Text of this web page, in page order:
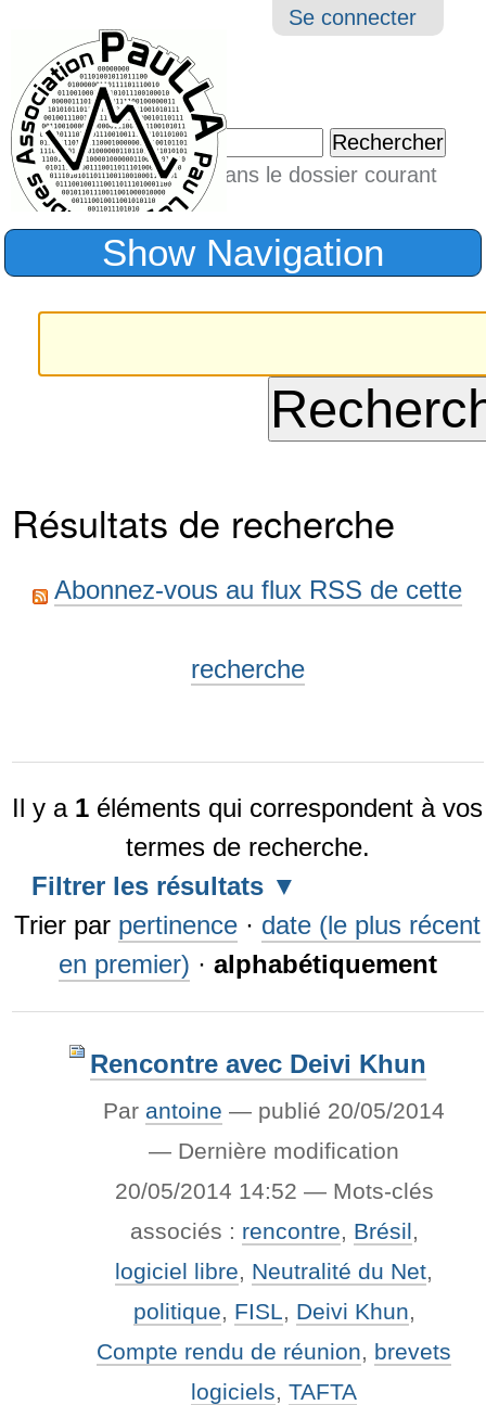
Outils
Se connecter
Chercher par
Seulement dans le dossier courant
Recherche
Show Navigation
Résultats de recherche
Abonnez-vous au flux RSS de cette
recherche
Il y a 1 éléments qui correspondent à vos
termes de recherche.
Filtrer les résultats
Trier par pertinence · date (le plus récent
en premier) · alphabétiquement
Rencontre avec Deivi Khun
Par antoine — publié 20/05/2014
— Dernière modification
20/05/2014 14:52 — Mots-clés
associés : rencontre, Brésil,
logiciel libre, Neutralité du Net,
politique, FISL, Deivi Khun,
Compte rendu de réunion, brevets
logiciels,TAFTA